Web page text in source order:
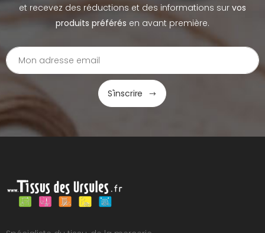
et recevez des réductions et des informations sur vos
produits préférés en avant première.
S'inscrire